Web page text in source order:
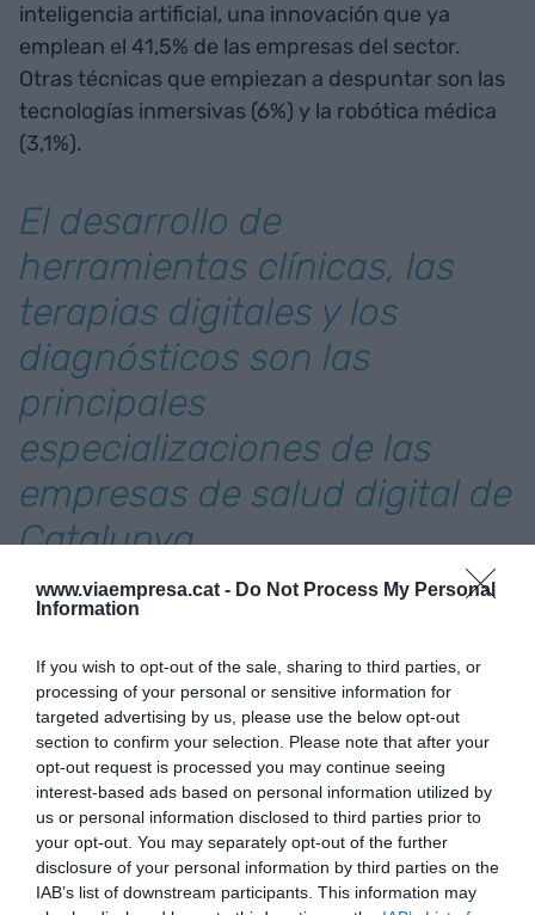
www.viaempresa.cat - Do Not Process My Personal
Information
If you wish to opt-out of the sale, sharing to third parties, or
processing of your personal or sensitive information for
targeted advertising by us, please use the below opt-out
section to confirm your selection. Please note that after your
opt-out request is processed you may continue seeing
interest-based ads based on personal information utilized by
us or personal information disclosed to third parties prior to
your opt-out. You may separately opt-out of the further
disclosure of your personal information by third parties on the
IAB’s list of downstream participants. This information may
inteligencia artificial, una innovación que ya
emplean el 41,5% de las empresas del sector.
Otras técnicas que empiezan a despuntar son las
tecnologías inmersivas (6%) y la robótica médica
(3,1%).
El desarrollo de
herramientas clínicas, las
terapias digitales y los
diagnósticos son las
principales
especializaciones de las
empresas de salud digital de
Catalunya
Por otro lado, una de las particularidades del
a las necesidades de diferentes segmentos
poblacionales. Así, en Catalunya encontramos 24
empresas dedicadas a desarrollar tecnologías
específicas para la salud de la mujer, comoThe
Blue BoxoLactApp; 25 empresas especializadas
en la salud de la gente mayor, como pueden ser
SeniorDomoo HumanITCare, y 31 empresas
centradas en la pediatría, como NeurekaLab,Nixi